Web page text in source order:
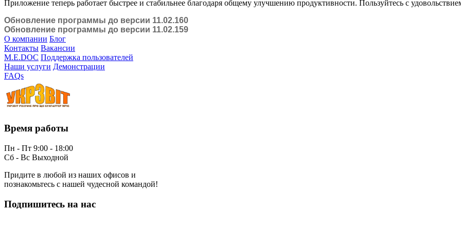
Приложение теперь работает быстрее и стабильнее благодаря общему улучшению продуктивности. Пользуйтесь с
Обновление программы до версии 11.02.160
Обновление программы до версии 11.02.159
О компании Блог
Контакты Вакансии
M.E.DOC Поддержка пользователей
Наши услуги Демонстрации
FAQs
Время работы
Пн - Пт 9:00 - 18:00
Сб - Вс Выходной
Придите в любой из наших офисов и
познакомьтесь с нашей чудесной командой!
Подпишитесь на нас